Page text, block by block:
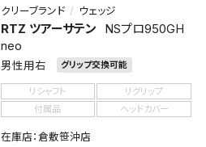
クリーブランド ウェッジ
RTZ ツアーサテン
NSプロ950GH
neo
男性用右 グリップ交換可能
リシャフト
リグリップ
付属品
ヘッドカバー
在庫店：倉敷笹沖店